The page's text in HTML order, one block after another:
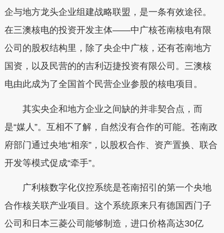
企与地方龙头企业组建战略联盟，是一条有效途径。
在三澳核电的投资开发主体——中广核苍南核电有限
公司的股权结构里，除了央企中广核，还有苍南地方
国资，以及民营的的吉利迈捷投资有限公司。三澳核
电由此成为了全国首个民营企业参股的核电项目。
其实央企和地方企业之间缺的并非契合点，而
是“媒人”。互相不了解，自然没有合作的可能。苍南政
府部门通过央地“相亲”，以股权合作、资产置换、联合
开发等模式促成“牵手”。
广利核数字化仪控系统是苍南招引的第一个央地
合作核关联产业项目。这个系统原来只有德国西门子
公司和日本三菱公司能够制造，进口价格高达30亿